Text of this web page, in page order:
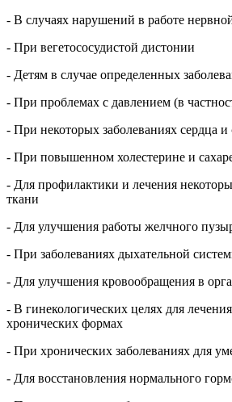
- В случаях нарушений в работе
- При вегетососудистой дистонии
- Детям в случае определенных
- При проблемах с давлением (в
- При некоторых заболеваниях сердца и
- При повышенном холестерине и
- Для профилактики и лечения
ткани
- Для улучшения работы желчного
- При заболеваниях дыхательной
- Для улучшения кровообращения в
- В гинекологических целях для
хронических формах
- При хронических заболеваниях для
- Для восстановления нормального